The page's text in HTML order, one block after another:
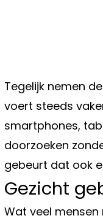
Tegelijk nemen
voert steeds
smartphones,
doorzoeken
gebeurt dat ook
Gezicht
Wat veel